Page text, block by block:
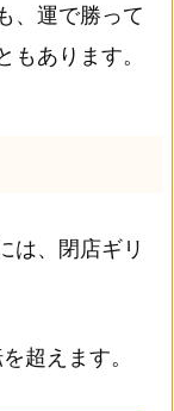
、運で勝って
もあります。
は、閉店ギリ
超えます。